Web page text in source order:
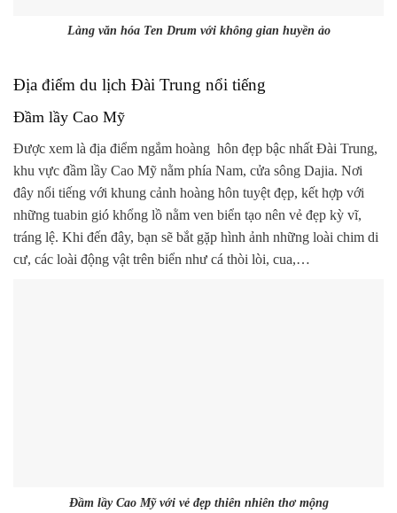
Làng văn hóa Ten Drum với không gian huyền ảo
Địa điểm du lịch Đài Trung nổi tiếng
Đầm lầy Cao Mỹ
Được xem là địa điểm ngắm hoàng hôn đẹp bậc nhất Đài Trung,
khu vực đầm lầy Cao Mỹ nằm phía Nam, cửa sông Dajia. Nơi
đây nổi tiếng với khung cảnh hoàng hôn tuyệt đẹp, kết hợp với
những tuabin gió khổng lồ nằm ven biển tạo nên vẻ đẹp kỳ vĩ,
tráng lệ. Khi đến đây, bạn sẽ bắt gặp hình ảnh những loài chim di
cư, các loài động vật trên biển như cá thòi lòi, cua,…
Đầm lầy Cao Mỹ với vẻ đẹp thiên nhiên thơ mộng